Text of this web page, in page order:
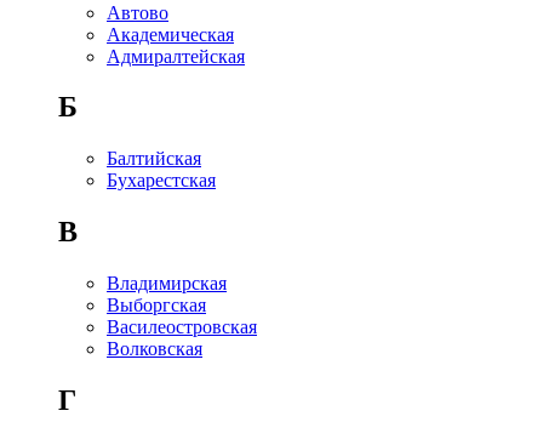
Автово
Академическая
Адмиралтейская
Б
Балтийская
Бухарестская
В
Владимирская
Выборгская
Василеостровская
Волковская
Г